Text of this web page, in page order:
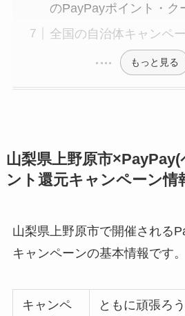
のPayPayポイント・ク
全国の自治体キャンペ
もっと見る
山梨県上野原市
ント還元キャンペーン情
山梨県上野原市で開催される
キャンペーンの基本情報です。
キャンペ
ともに頑張ろ